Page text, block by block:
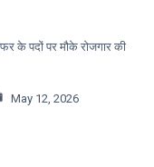
के पदों पर मौके रोजगार की
May 12, 2026